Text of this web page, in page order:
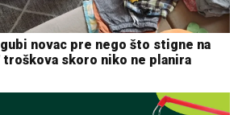
novac pre nego što stigne na
troškova skoro niko ne planira